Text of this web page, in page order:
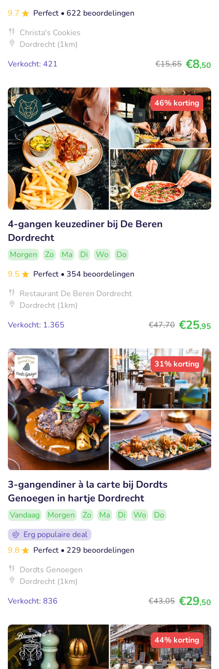
9.7
Perfect • 622 beoordelingen
Christa's Cookies
Dordrecht (1km)
Verkocht: 421
€15,65 €8,50
46% korting
4-gangen keuzediner bij De Beren
Dordrecht
Morgen Zo Ma Di Wo
Do
9.5
Perfect • 354 beoordelingen
Restaurant De Beren Dordrecht
Dordrecht (1km)
Verkocht: 1.365
€47,70 €25,95
31% korting
3-gangendiner à la carte bij Dordts
Genoegen in hartje Dordrecht
Vandaag Morgen Zo Ma Di Wo
Do
Erg populaire deal
9.8
Perfect • 229 beoordelingen
Dordts Genoegen
Dordrecht (1km)
Verkocht: 836
€43,05 €29,50
44% korting